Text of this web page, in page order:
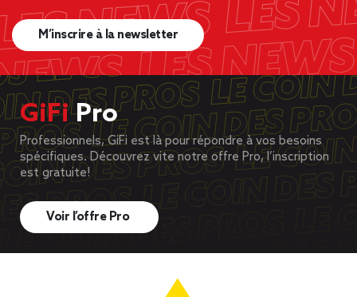
M’inscrire à la newsletter
GiFiPro
Professionnels, GiFi est là pour répondre à vos besoins
spécifiques. Découvrez vite notre offre Pro, l’inscription
est gratuite!
Voir l’offre Pro